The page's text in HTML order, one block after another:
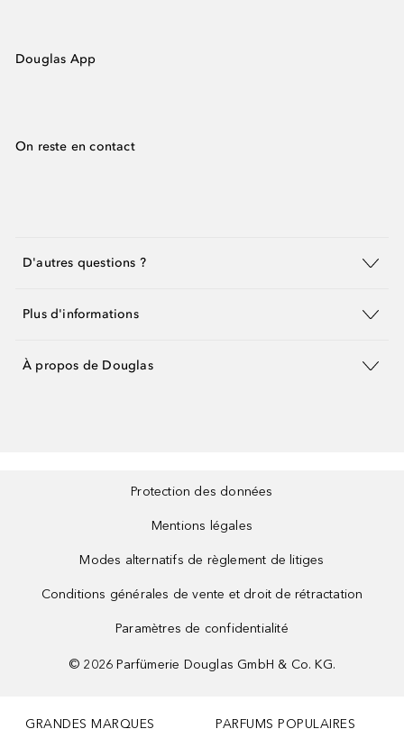
Douglas App
On reste en contact
D'autres questions ?
Plus d'informations
À propos de Douglas
Protection des données
Mentions légales
Modes alternatifs de règlement de litiges
Conditions générales de vente et droit de rétractation
Paramètres de confidentialité
© 2026 Parfümerie Douglas GmbH & Co. KG.
GRANDES MARQUES PARFUMS POPULAIRES